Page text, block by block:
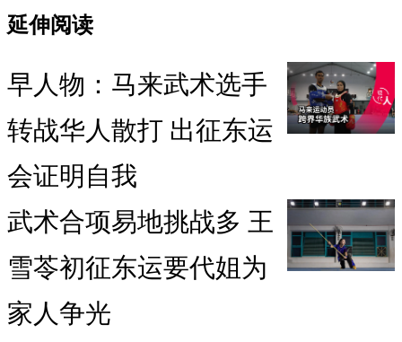
延伸阅读
早人物：马来武术选手
转战华人散打 出征东运
会证明自我
武术合项易地挑战多 王
雪苓初征东运要代姐为
家人争光